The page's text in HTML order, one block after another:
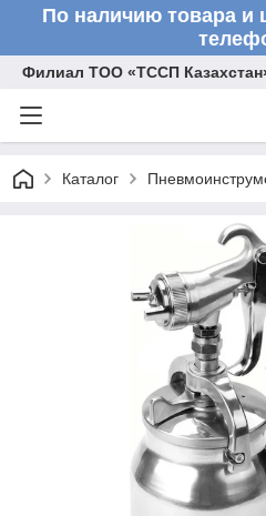
По наличию товара и
Филиал ТОО «ТССП
Каталог